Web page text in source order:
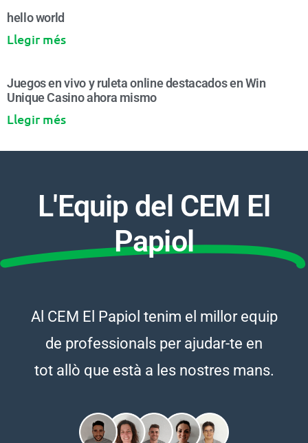
hello world
Llegir més
Juegos en vivo y ruleta online destacados en Win
Unique Casino ahora mismo
Llegir més
L'Equip del CEM El
Papiol
Al CEM El Papiol tenim el millor equip
de professionals per ajudar-te en
tot allò que està a les nostres mans.